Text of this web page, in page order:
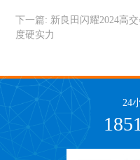
下一篇: 新良田闪耀2024高
度硬实力
24